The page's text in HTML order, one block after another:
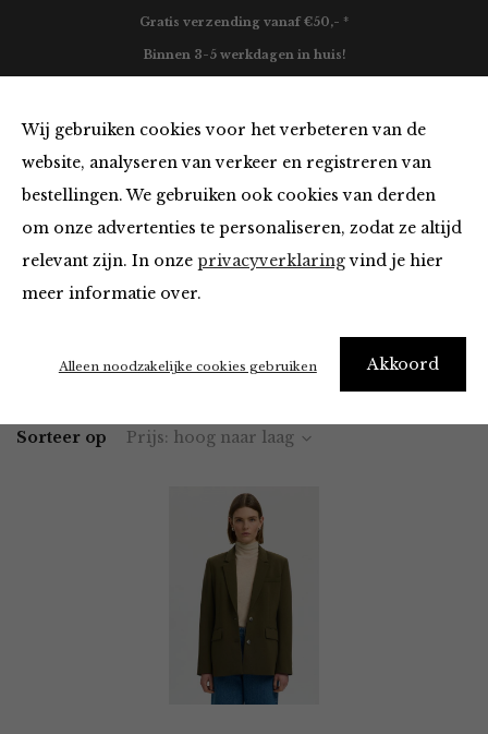
Wij gebruiken cookies voor het verbeteren van de
website, analyseren van verkeer en registreren van
bestellingen. We gebruiken ook cookies van derden
om onze advertenties te personaliseren, zodat ze altijd
relevant zijn. In onze privacyverklaringvind je hier
meer informatie over.
Akkoord
Alleen noodzakelijke cookies gebruiken
Gratis verzending vanaf €50,- *
Binnen 3-5 werkdagen in huis!
Blazers & Jassen
Home Winkel Kleding Blazers & Jassen
Sorteer op Prijs: hoog naar laag